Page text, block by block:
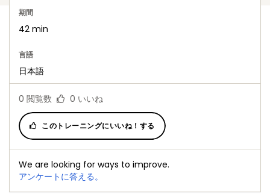
期間
42 min
言語
日本語
0 閲覧数 0 いいね
このトレーニングにいいね！する
We are looking for ways to improve.
アンケートに答える。